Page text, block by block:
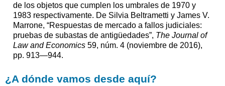
de los objetos que cumplen los umbrales de 1970 y
1983 respectivamente. De Silvia Beltrametti y James V.
Marrone, “Respuestas de mercado a fallos judiciales:
pruebas de subastas de antigüedades”, The Journal of
Law and Economics59, núm. 4 (noviembre de 2016),
pp. 913—944.
¿A dónde vamos desde aquí?